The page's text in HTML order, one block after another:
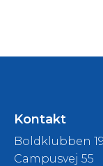
Kontakt
Boldklubben
Campusvej 55